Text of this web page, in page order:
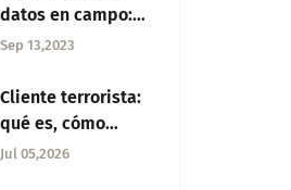
datos en campo:
Qué es y cómo
Sep 13,2023
Cliente terrorista:
qué es, cómo
identificarlo y
Jul 05,2026